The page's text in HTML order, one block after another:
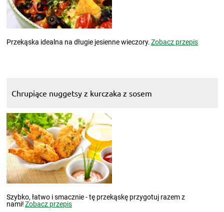
Przekąska idealna na długie jesienne wieczory.Zobacz przepis
Chrupiące nuggetsy z kurczaka z sosem
Szybko, łatwo i smacznie - tę przekąskę przygotuj razem z
nami!Zobacz przepis